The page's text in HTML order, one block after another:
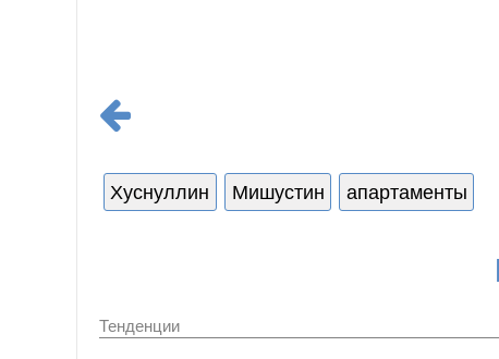
Хуснуллин Мишустин апартаменты
Тенденции